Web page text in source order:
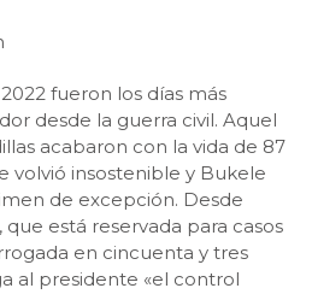
fueron los días más
desde la guerra civil. Aquel
acabaron con la vida de 87
volvió insostenible y Bukele
de excepción. Desde
está reservada para casos
en cincuenta y tres
al presidente «el control